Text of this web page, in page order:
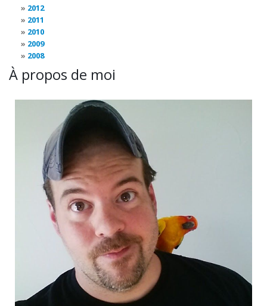
2012
2011
2010
2009
2008
À propos de moi